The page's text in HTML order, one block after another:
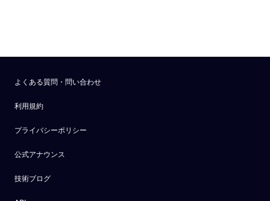
よくある質問・問い合わせ
利用規約
プライバシーポリシー
公式アナウンス
技術ブログ